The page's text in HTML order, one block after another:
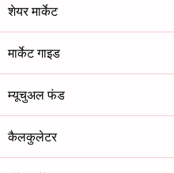
शेयर मार्केट
मार्केट गाइड
म्यूचुअल फंड
कैलकुलेटर